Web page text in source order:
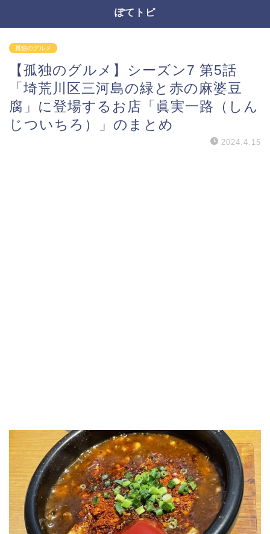
ぽてトピ
孤独のグルメ
【孤独のグルメ】シーズン7 第5話
「埼荒川区三河島の緑と赤の麻婆豆
腐」に登場するお店「眞実一路（しん
じついちろ）」のまとめ
2024.4.15